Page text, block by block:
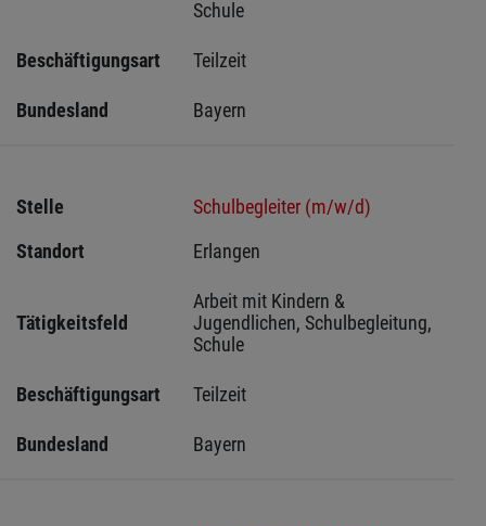
Schule
Beschäftigungsart Teilzeit
Bundesland Bayern
Stelle
Schulbegleiter (m/w/d)
Standort
Erlangen
Tätigkeitsfeld
Arbeit mit Kindern &
Jugendlichen, Schulbegleitung,
Schule
Beschäftigungsart Teilzeit
Bundesland Bayern